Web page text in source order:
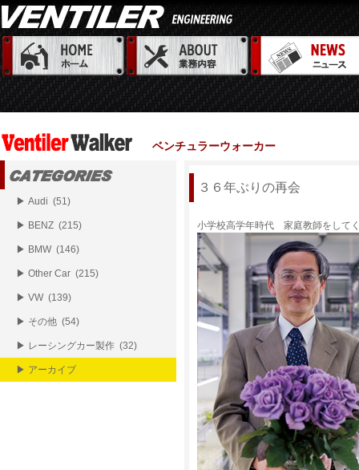
ベンチュラーウォーカー
３６年ぶりの再会
小学校高学年時代 家庭教師をして
▶ Audi (51)
▶ BENZ (215)
▶ BMW (146)
▶ Other Car (215)
▶ VW (139)
▶ その他 (54)
▶ レーシングカー製作 (32)
▶ アーカイブ